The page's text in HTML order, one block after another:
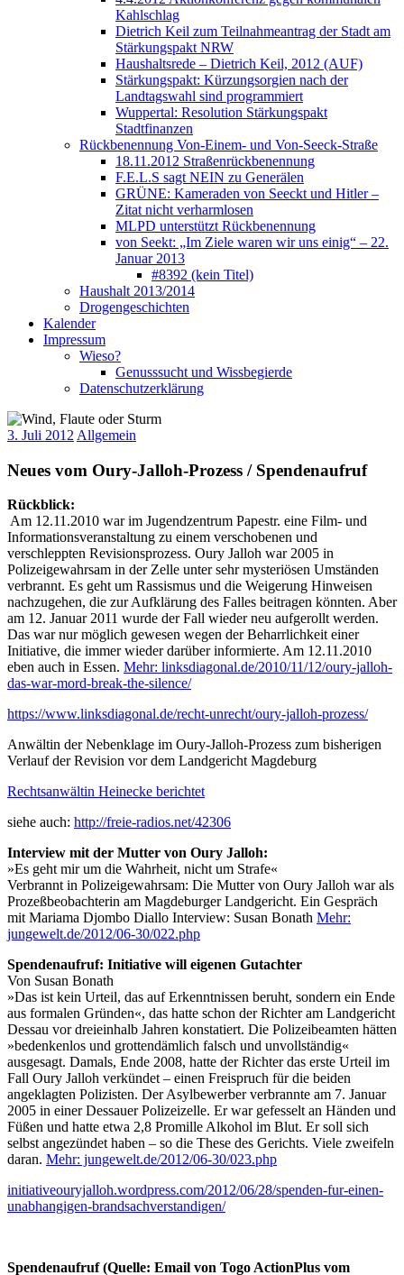
Kahlschlag
Dietrich Keil zum Teilnahmeantrag der Stadt am
Stärkungspakt NRW
Haushaltsrede – Dietrich Keil, 2012 (AUF)
Stärkungspakt: Kürzungsorgien nach der
Landtagswahl sind programmiert
Wuppertal: Resolution Stärkungspakt
Stadtfinanzen
Rückbenennung Von-Einem- und Von-Seeck-Straße
18.11.2012 Straßenrückbenennung
F.E.L.S sagt NEIN zu Generälen
GRÜNE: Kameraden von Seeckt und Hitler –
Zitat nicht verharmlosen
MLPD unterstützt Rückbenennung
von Seekt: „Im Ziele waren wir uns einig“ – 22.
Januar 2013
#8392 (kein Titel)
Haushalt 2013/2014
Drogengeschichten
Kalender
Impressum
Wieso?
Genusssucht und Wissbegierde
Datenschutzerklärung
3. Juli 2012 Allgemein
Neues vom Oury-Jalloh-Prozess / Spendenaufruf
Rückblick:
Am 12.11.2010 war im Jugendzentrum Papestr. eine Film- und
Informationsveranstaltung zu einem verschobenen und
verschleppten Revisionsprozess. Oury Jalloh war 2005 in
Polizeigewahrsam in der Zelle unter sehr mysteriösen Umständen
verbrannt. Es geht um Rassismus und die Weigerung Hinweisen
nachzugehen, die zur Aufklärung des Falles beitragen könnten. Aber
am 12. Januar 2011 wurde der Fall wieder neu aufgerollt werden.
Das war nur möglich gewesen wegen der Beharrlichkeit einer
Initiative, die immer wieder darüber informierte. Am 12.11.2010
eben auch in Essen. Mehr: linksdiagonal.de/2010/11/12/oury-jalloh-
das-war-mord-break-the-silence/
https://www.linksdiagonal.de/recht-unrecht/oury-jalloh-prozess/
Anwältin der Nebenklage im Oury-Jalloh-Prozess zum bisherigen
Verlauf der Revision vor dem Landgericht Magdeburg
Rechtsanwältin Heinecke berichtet
siehe auch: http://freie-radios.net/42306
Interview mit der Mutter von Oury Jalloh:
»Es geht mir um die Wahrheit, nicht um Strafe«
Verbrannt in Polizeigewahrsam: Die Mutter von Oury Jalloh war als
Prozeßbeobachterin am Magdeburger Landgericht. Ein Gespräch
mit Mariama Djombo Diallo Interview: Susan Bonath Mehr:
jungewelt.de/2012/06-30/022.php
Spendenaufruf: Initiative will eigenen Gutachter
Von Susan Bonath
»Das ist kein Urteil, das auf Erkenntnissen beruht, sondern ein Ende
aus formalen Gründen«, das hatte schon der Richter am Landgericht
Dessau vor dreieinhalb Jahren konstatiert. Die Polizeibeamten hätten
»bedenkenlos und grottendämlich falsch und unvollständig«
ausgesagt. Damals, Ende 2008, hatte der Richter das erste Urteil im
Fall Oury Jalloh verkündet – einen Freispruch für die beiden
angeklagten Polizisten. Der Asylbewerber verbrannte am 7. Januar
2005 in einer Dessauer Polizeizelle. Er war gefesselt an Händen und
Füßen und hatte etwa 2,8 Promille Alkohol im Blut. Er soll sich
selbst angezündet haben – so die These des Gerichts. Viele zweifeln
daran. Mehr: jungewelt.de/2012/06-30/023.php
initiativeouryjalloh.wordpress.com/2012/06/28/spenden-fur-einen-
unabhangigen-brandsachverstandigen/
Spendenaufruf (Quelle: Email von Togo ActionPlus vom